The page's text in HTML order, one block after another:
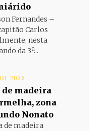
Fernandes –
Carlos
nesta
da 3ª...
2026
de madeira
zona
Nonato
de madeira